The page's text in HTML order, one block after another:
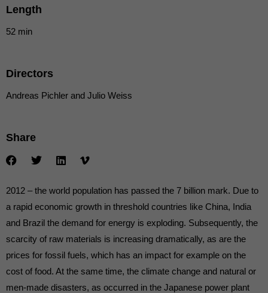
Length
52 min
Directors
Andreas Pichler and Julio Weiss
Share
2012 – the world population has passed the 7 billion mark. Due to
a rapid economic growth in threshold countries like China, India
and Brazil the demand for energy is exploding. Subsequently, the
scarcity of raw materials is increasing dramatically, as are the
prices for fossil fuels, which has an impact for example on the
cost of food. At the same time, the climate change and natural or
men-made disasters, as occurred in the Japanese power plant
Wir verwenden Cookies und andere Technologien auf unserer
Website. Einige von ihnen sind essenziell, während andere uns
Anzeigen- und Inhaltsmessung.
Datenschutzerklärung.
Cookies auswählen.
Alle akzeptieren
Nur essenzielle Cookies akzeptieren
Essenziell (1)
Essenzielle Cookies ermöglichen grundlegende Funktionen und sind für
die einwandfreie Funktion der Website erforderlich.
Cookie-Informationen anzeigen